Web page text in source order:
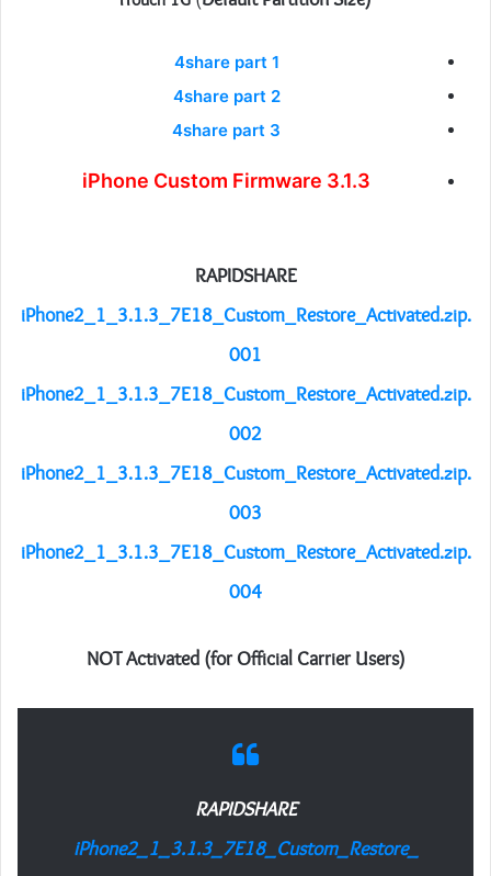
4share part 1
4share part 2
4share part 3
iPhone Custom Firmware 3.1.3
RAPIDSHARE
iPhone2_1_3.1.3_7E18_Custom_Restore_Activated.zip.
001
iPhone2_1_3.1.3_7E18_Custom_Restore_Activated.zip.
002
iPhone2_1_3.1.3_7E18_Custom_Restore_Activated.zip.
003
iPhone2_1_3.1.3_7E18_Custom_Restore_Activated.zip.
004
NOT Activated (for Official Carrier Users)
RAPIDSHARE
iPhone2_1_3.1.3_7E18_Custom_Restore_